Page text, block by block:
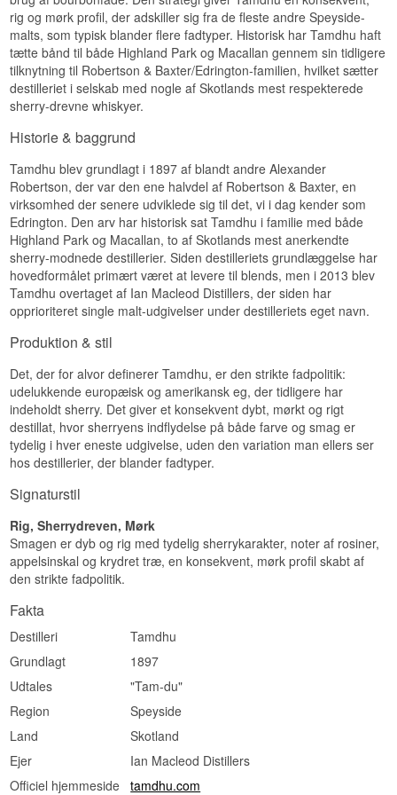
Smagsprofil
Sherry-lagret · Fadstyrke · Intens · Kraftfuld
Vidste du at?
Batch Strength-serien fra Tamdhu aftappes uden
vandtilsætning, hvilket betyder, at styrken varierer
Se hele vores udvalg afTamdhu
en varm alkoholisk kant.
Eftersmag
Lang og sødmefuld med vedvarende bær og en
tør, vinøs afslutning.
Specifikationer
Destilleri: Tamdhu
Aftapper: The Coopers Choice
Region/Land: Speyside, Skotland
Type: Single Speyside Malt Scotch Whisky
ABV: 59 %
Størrelse: 70 CL
Fadtype: Port Wood Finish, cask no. 9522
Aftappet: 2022
Antal flasker: 762 flasker
Ikke koldfiltreret: Ja
Naturlig farve: Ja
Portvinslagret · Frugtig · Fyldig · Sødmefuld
Vidste du at?
Navnet 'Winter Fruits' refererer til den mørke bær-
og frugtsødme, som Port Wood-finishen tilføjer
oven på Tamdhus i forvejen sherrydrevne
Lyt til vores podcast:
rig og mørk profil, der adskiller sig fra de fleste andre Speyside-
malts, som typisk blander flere fadtyper. Historisk har Tamdhu haft
tætte bånd til både Highland Park og Macallan gennem sin tidligere
tilknytning til Robertson & Baxter/Edrington-familien, hvilket sætter
destilleriet i selskab med nogle af Skotlands mest respekterede
sherry-drevne whiskyer.
Historie & baggrund
Tamdhu blev grundlagt i 1897 af blandt andre Alexander
Robertson, der var den ene halvdel af Robertson & Baxter, en
virksomhed der senere udviklede sig til det, vi i dag kender som
Edrington. Den arv har historisk sat Tamdhu i familie med både
Highland Park og Macallan, to af Skotlands mest anerkendte
sherry-modnede destillerier. Siden destilleriets grundlæggelse har
hovedformålet primært været at levere til blends, men i 2013 blev
Tamdhu overtaget af Ian Macleod Distillers, der siden har
opprioriteret single malt-udgivelser under destilleriets eget navn.
Produktion & stil
Det, der for alvor definerer Tamdhu, er den strikte fadpolitik:
udelukkende europæisk og amerikansk eg, der tidligere har
indeholdt sherry. Det giver et konsekvent dybt, mørkt og rigt
destillat, hvor sherryens indflydelse på både farve og smag er
tydelig i hver eneste udgivelse, uden den variation man ellers ser
hos destillerier, der blander fadtyper.
Signaturstil
Rig, Sherrydreven, Mørk
Smagen er dyb og rig med tydelig sherrykarakter, noter af rosiner,
appelsinskal og krydret træ, en konsekvent, mørk profil skabt af
den strikte fadpolitik.
Fakta
Destilleri
Tamdhu
Grundlagt
1897
Udtales
"Tam-du"
Region
Speyside
Land
Skotland
Ejer
Ian Macleod Distillers
Officiel hjemmeside
tamdhu.com